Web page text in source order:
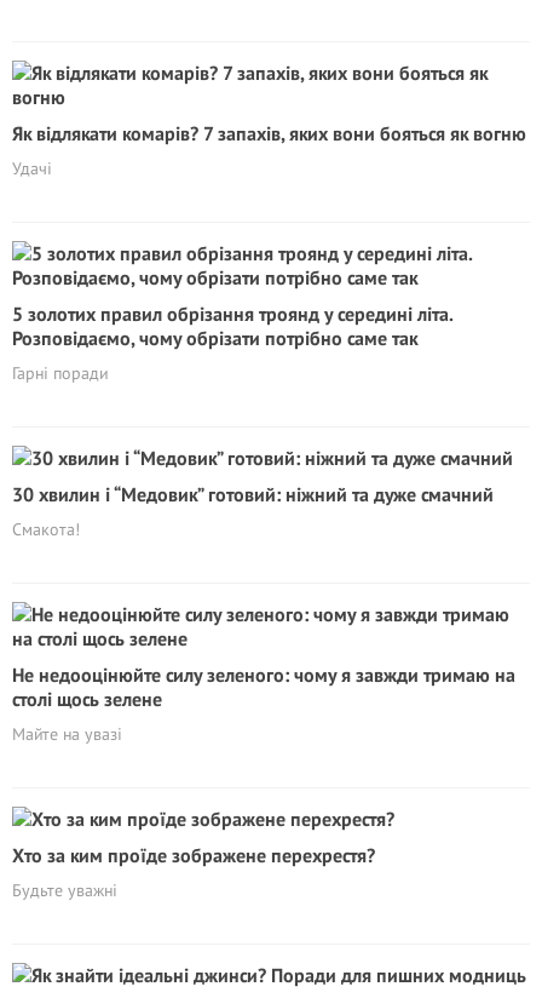
Як відлякати комарів? 7 запахів, яких вони бояться як вогню
Удачі
5 золотих правил обрізання троянд у середині літа.
Розповідаємо, чому обрізати потрібно саме так
Гарні поради
30 хвилин і “Медовик” готовий: ніжний та дуже смачний
Смакота!
Не недооцінюйте силу зеленого: чому я завжди тримаю на
столі щось зелене
Майте на увазі
Хто за ким проїде зображене перехрестя?
Будьте уважні